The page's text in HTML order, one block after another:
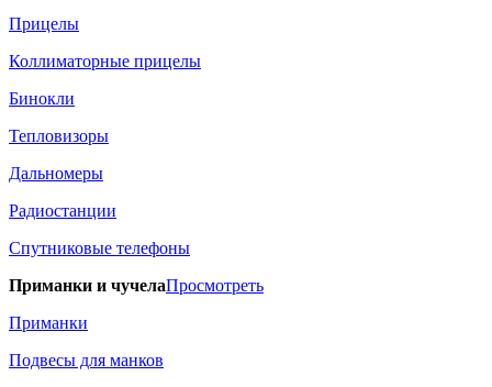
Прицелы
Коллиматорные прицелы
Бинокли
Тепловизоры
Дальномеры
Радиостанции
Спутниковые телефоны
Приманки и чучелаПросмотреть
Приманки
Подвесы для манков